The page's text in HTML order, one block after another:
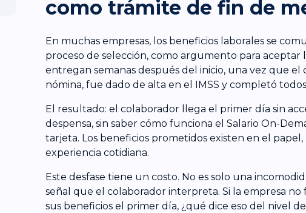
como trámite de fin de
En muchas empresas, los beneficios laborales se
proceso de selección, como argumento para aceptar
entregan semanas después del inicio, una vez que el
nómina, fue dado de alta en el IMSS y completó
El resultado: el colaborador llega el primer día sin
despensa, sin saber cómo funciona el Salario On-
tarjeta. Los beneficios prometidos existen en el papel,
experiencia cotidiana.
Este desfase tiene un costo. No es solo una
señal que el colaborador interpreta. Si la empresa no
sus beneficios el primer día, ¿qué dice eso del nivel